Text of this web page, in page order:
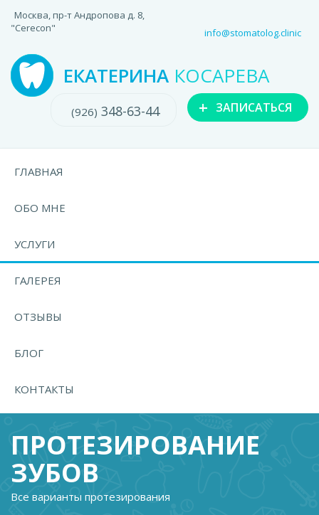
Москва, пр-т Андропова д. 8,
"Cerecon"
info@stomatolog.clinic
ЕКАТЕРИНА КОСАРЕВА
+ ЗАПИСАТЬСЯ
(926) 348-63-44
ГЛАВНАЯ
ОБО МНЕ
УСЛУГИ
ГАЛЕРЕЯ
ОТЗЫВЫ
БЛОГ
КОНТАКТЫ
ПРОТЕЗИРОВАНИЕ
ЗУБОВ
Все варианты протезирования